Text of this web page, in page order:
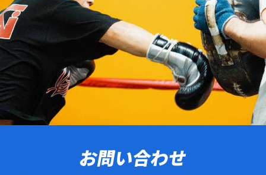
お問い合わせ